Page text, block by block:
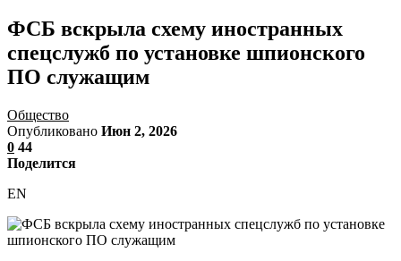
ФСБ вскрыла схему иностранных
спецслужб по установке шпионского
ПО служащим
Общество
Опубликовано Июн 2, 2026
0 44
Поделится
EN